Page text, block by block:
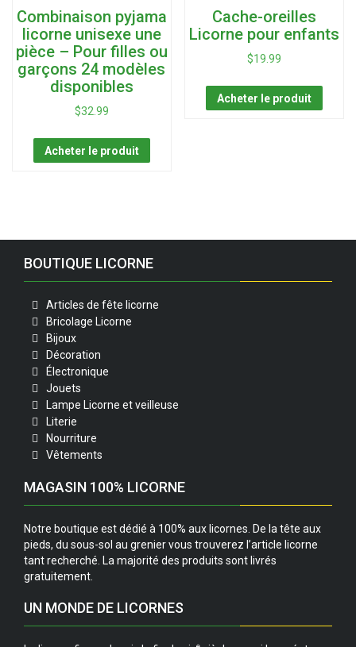
Combinaison pyjama
licorne unisexe une
pièce – Pour filles ou
garçons 24 modèles
disponibles
$32.99
Acheter le produit
Cache-oreilles
Licorne pour enfants
$19.99
Acheter le produit
BOUTIQUE LICORNE
Articles de fête licorne
Bricolage Licorne
Bijoux
Décoration
Électronique
Jouets
Lampe Licorne et veilleuse
Literie
Nourriture
Vêtements
MAGASIN 100% LICORNE
Notre boutique est dédié à 100% aux licornes. De la tête aux
pieds, du sous-sol au grenier vous trouverez l’article licorne
tant recherché. La majorité des produits sont livrés
gratuitement.
UN MONDE DE LICORNES